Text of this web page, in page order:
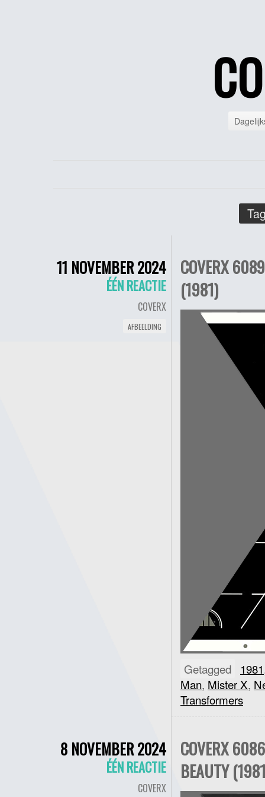
11 NOVEMBER 2024
ÉÉN REACTIE
COVERX
AFBEELDING
COVERX
(1981)
Getagged 1981
Man, Mister X,
Transformers
8 NOVEMBER 2024
ÉÉN REACTIE
COVERX
COVERX
BEAUTY